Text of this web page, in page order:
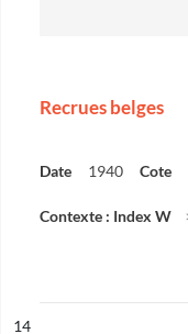
Recrues belges
Date 1940 Cote
Contexte : Index W
n°
14